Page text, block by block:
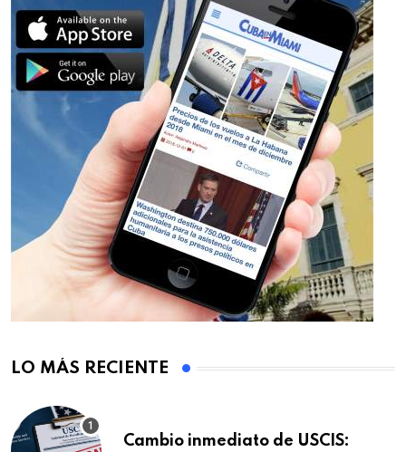
LO MÁS RECIENTE
Cambio inmediato de USCIS: